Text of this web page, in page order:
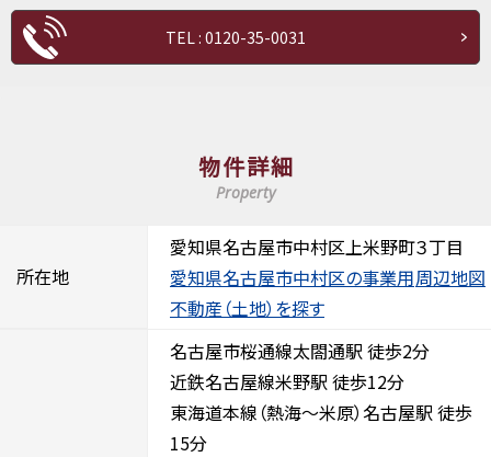
TEL : 0120-35-0031
物件詳細
Property
所在地
愛知県名古屋市中村区上米野町３丁目
周辺地図
愛知県名古屋市中村区の事業用
不動産（土地）を探す
名古屋市桜通線太閤通駅 徒歩2分
近鉄名古屋線米野駅 徒歩12分
東海道本線（熱海～米原）名古屋駅 徒歩
15分